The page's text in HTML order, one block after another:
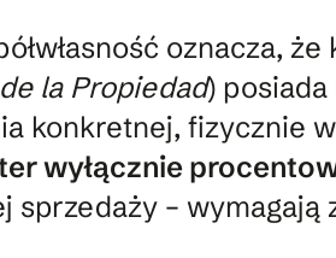
oznacza,
la Propiedad) posiada
konkretnej, fizycznie
wyłącznie
sprzedaży – wymagają